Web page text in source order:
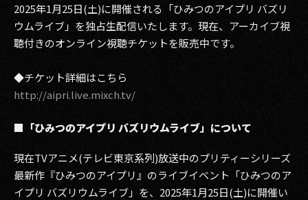
2026
2025
2022
2021
2020
2025年1月25日(土)に開催される「ひみつのアイプリ バズリ
ウムライブ」を独占生配信いたします。現在、アーカイブ視
聴付きのオンライン視聴チケットを販売中です。
◆チケット詳細はこちら
http://aipri.live.mixch.tv/
■「ひみつのアイプリ バズリウムライブ」について
現在TVアニメ(テレビ東京系列)放送中のプリティーシリーズ
最新作『ひみつのアイプリ』のライブイベント「ひみつのア
イプリ バズリウムライブ」を、2025年1月25日(土)に開催い